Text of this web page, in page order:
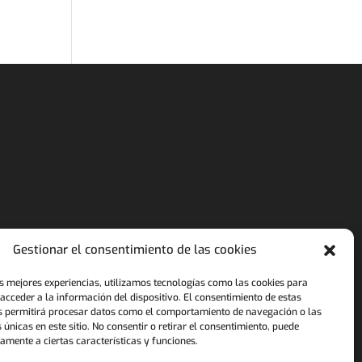
Gestionar el consentimiento de las cookies
mejores experiencias, utilizamos tecnologías como las cookies para
a la información del dispositivo. El consentimiento de estas
permitirá procesar datos como el comportamiento de navegación o las
en este sitio. No consentir o retirar el consentimiento, puede
a ciertas características y funciones.